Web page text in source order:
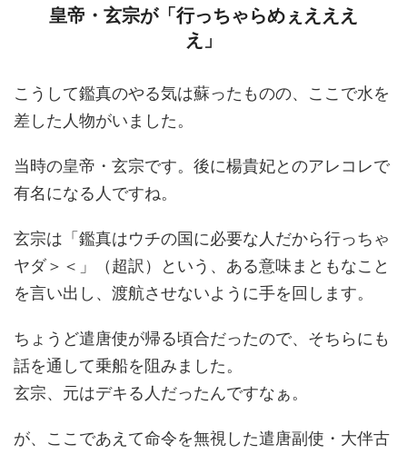
皇帝・玄宗が「行っちゃらめぇえええ
え」
こうして鑑真のやる気は蘇ったものの、ここで水を
差した人物がいました。
当時の皇帝・玄宗です。後に楊貴妃とのアレコレで
有名になる人ですね。
玄宗は「鑑真はウチの国に必要な人だから行っちゃ
ヤダ＞＜」（超訳）という、ある意味まともなこと
を言い出し、渡航させないように手を回します。
ちょうど遣唐使が帰る頃合だったので、そちらにも
話を通して乗船を阻みました。
玄宗、元はデキる人だったんですなぁ。
が、ここであえて命令を無視した遣唐副使・大伴古